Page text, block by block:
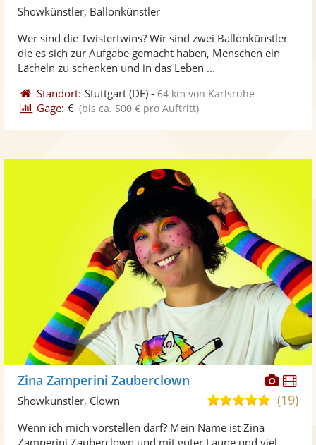
Showkünstler, Ballonkünstler
Wer sind die Twistertwins? Wir sind zwei Ballonkünstler
die es sich zur Aufgabe gemacht haben, Menschen ein
Lächeln zu schenken und in das Leben ...
Standort: Stuttgart (DE) -64 km von Karlsruhe
Gage: € (bis ca. 500 € pro Auftritt)
Zina Zamperini Zauberclown
5,0
5
(19)
Showkünstler, Clown
Wenn ich mich vorstellen darf? Mein Name ist Zina
Zamperini Zauberclown und mit guter Laune und viel